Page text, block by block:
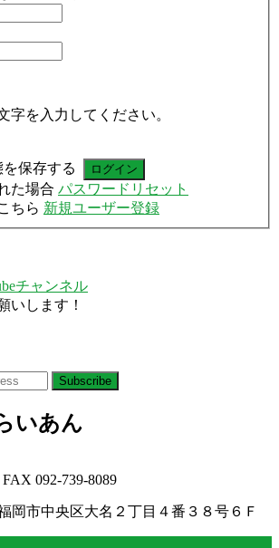
字を入力してください。
保存する
た場合 パスワードリセット
ちら 新規ユーザー登録
いします！
いあん
FAX 092-739-8089
岡市中央区大名２丁目４番３８号６Ｆ